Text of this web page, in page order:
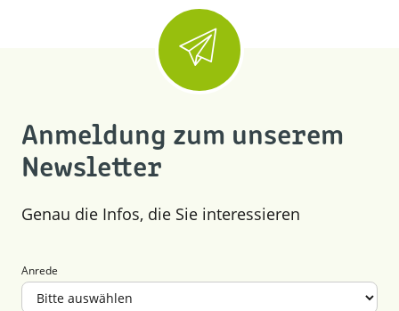
Anmeldung zum unserem
Newsletter
Genau die Infos, die Sie interessieren
Anrede